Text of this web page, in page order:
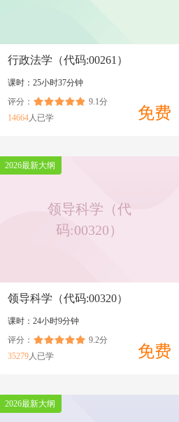
行政法学（代码:00261）
课时：25小时37分钟
免费
评分：
9.1分
14664人已学
2026最新大纲
领导科学（代
码:00320）
领导科学（代码:00320）
课时：24小时9分钟
免费
评分：
9.2分
35279人已学
2026最新大纲